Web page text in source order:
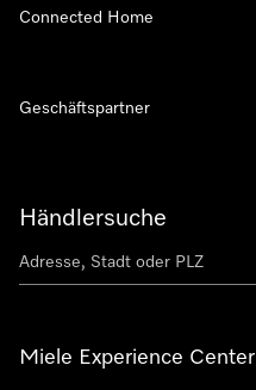
Händlersuche
Miele Experience Center
Connected Home
Geschäftspartner